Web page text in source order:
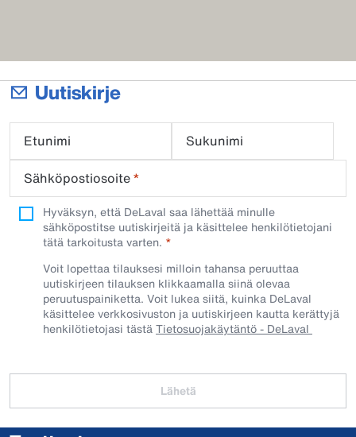
Uutiskirje
Etunimi
Sukunimi
Sähköpostiosoite*
Hyväksyn, että DeLaval saa lähettää minulle
sähköpostitse uutiskirjeitä ja käsittelee henkilötietojani
tätä tarkoitusta varten.
Voit lopettaa tilauksesi milloin tahansa peruuttaa
uutiskirjeen tilauksen klikkaamalla siinä olevaa
peruutuspainiketta. Voit lukea siitä, kuinka DeLaval
käsittelee verkkosivuston ja uutiskirjeen kautta kerättyjä
henkilötietojasi tästäTietosuojakäytäntö - DeLaval
Lähetä